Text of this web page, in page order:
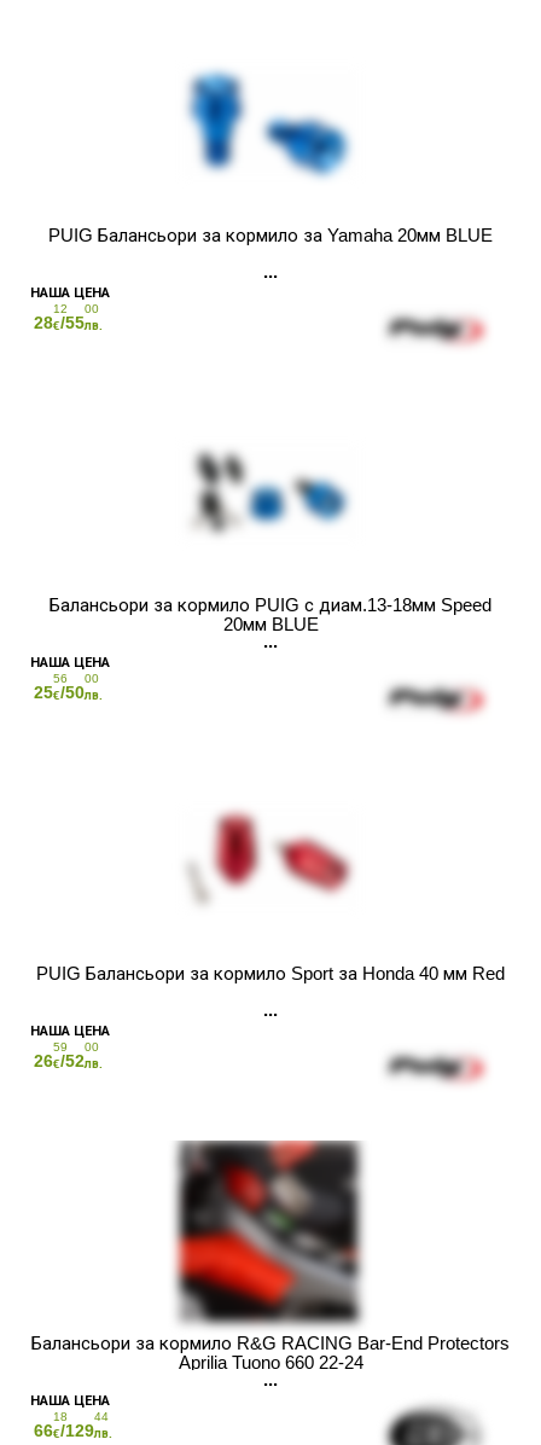
PUIG Балансьори за кормило за Yamaha 20мм BLUE
28
12
€/55
00
лв.
Балансьори за кормило PUIG с диам.13-18мм Speed
20мм BLUE
25
56
€/50
00
лв.
PUIG Балансьори за кормило Sport за Honda 40 мм Red
26
59
€/52
00
лв.
Балансьори за кормило R&G RACING Bar-End Protectors
Aprilia Tuono 660 22-24
66
18
€/129
44
лв.